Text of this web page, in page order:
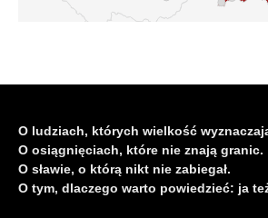
O ludziach, których wielkość
O osiągnięciach, które nie znają granic.
O sławie, o którą nikt nie zabiegał.
O tym, dlaczego warto powiedzieć: ja